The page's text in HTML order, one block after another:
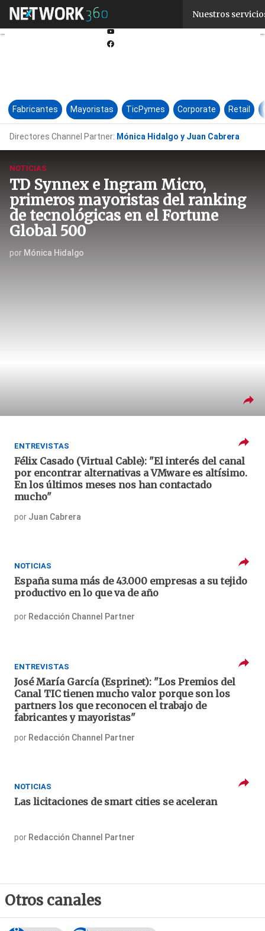
Nuestros
Youtube-
Fabricantes Mayoristas TicPymes Corporate Retail
Directores Channel Partner: Mónica Hidalgo y Juan Cabrera
NOTICIAS
TD Synnex e Ingram Micro,
primeros mayoristas del ranking
de tecnológicas en el Fortune
Global 500
por Mónica Hidalgo
ENTREVISTAS
Félix Casado (Virtual Cable): "El interés del canal
por encontrar alternativas a VMware es altísimo.
En los últimos meses nos han contactado
mucho"
por Juan Cabrera
NOTICIAS
España suma más de 43.000 empresas a su tejido
productivo en lo que va de año
por Redacción Channel Partner
ENTREVISTAS
José María García (Esprinet): "Los Premios del
Canal TIC tienen mucho valor porque son los
partners los que reconocen el trabajo de
fabricantes y mayoristas"
por Redacción Channel Partner
NOTICIAS
Las licitaciones de smart cities se aceleran
por Redacción Channel Partner
Otros canales